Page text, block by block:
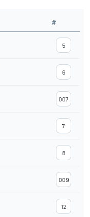
#
5
6
007
7
8
009
12